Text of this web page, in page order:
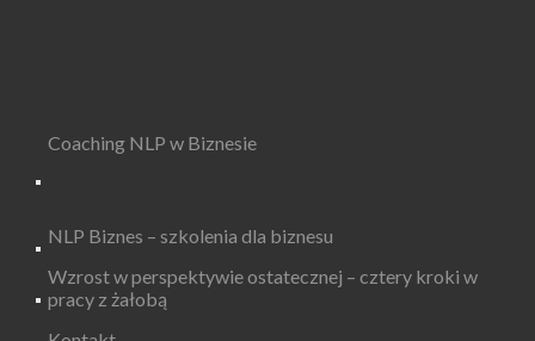
Coaching NLP w Biznesie
NLP Biznes – szkolenia dla biznesu
Wzrost w perspektywie ostatecznej – cztery kroki w
pracy z żałobą